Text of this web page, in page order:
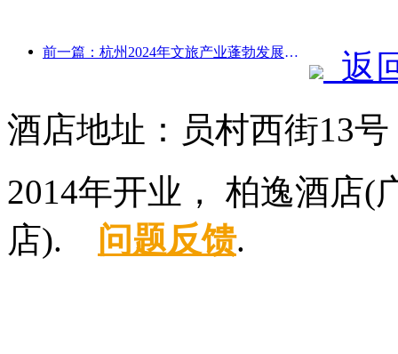
前一篇：杭州2024年文旅产业蓬勃发展：文化增加值超3400亿，入境游客倍增
返
酒店地址：员村西街13
2014年开业， 柏逸酒店(
店). 问题反馈.